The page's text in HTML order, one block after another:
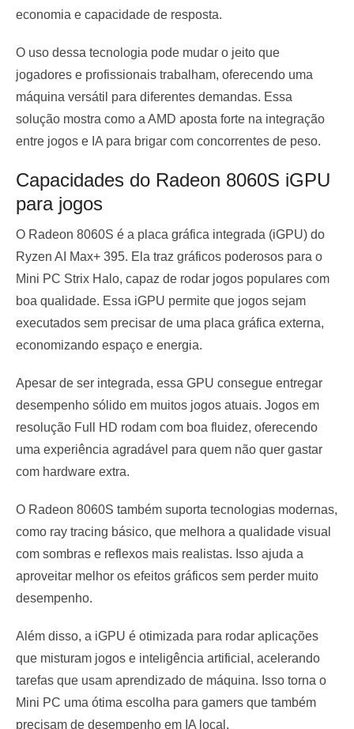
economia e capacidade de resposta.
O uso dessa tecnologia pode mudar o jeito que
jogadores e profissionais trabalham, oferecendo uma
máquina versátil para diferentes demandas. Essa
solução mostra como a AMD aposta forte na integração
entre jogos e IA para brigar com concorrentes de peso.
Capacidades do Radeon 8060S iGPU
para jogos
O Radeon 8060S é a placa gráfica integrada (iGPU) do
Ryzen AI Max+ 395. Ela traz gráficos poderosos para o
Mini PC Strix Halo, capaz de rodar jogos populares com
boa qualidade. Essa iGPU permite que jogos sejam
executados sem precisar de uma placa gráfica externa,
economizando espaço e energia.
Apesar de ser integrada, essa GPU consegue entregar
desempenho sólido em muitos jogos atuais. Jogos em
resolução Full HD rodam com boa fluidez, oferecendo
uma experiência agradável para quem não quer gastar
com hardware extra.
O Radeon 8060S também suporta tecnologias modernas,
como ray tracing básico, que melhora a qualidade visual
com sombras e reflexos mais realistas. Isso ajuda a
aproveitar melhor os efeitos gráficos sem perder muito
desempenho.
Além disso, a iGPU é otimizada para rodar aplicações
que misturam jogos e inteligência artificial, acelerando
tarefas que usam aprendizado de máquina. Isso torna o
Mini PC uma ótima escolha para gamers que também
precisam de desempenho em IA local.